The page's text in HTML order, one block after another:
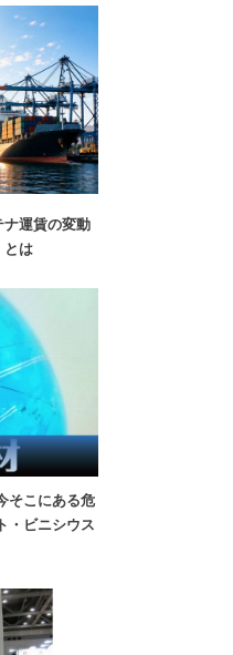
運賃の変動
とは
そこにある危
・ビニシウス